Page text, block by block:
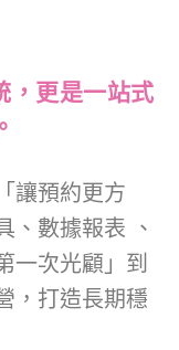
，更是一站式
讓預約更方
、數據報表 、
一次光顧」到
，打造長期穩